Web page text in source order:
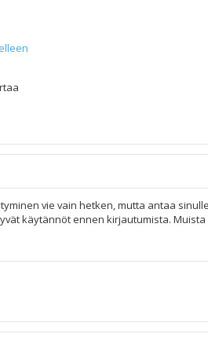
vie vain hetken, mutta antaa
käytännöt ennen kirjautumista.